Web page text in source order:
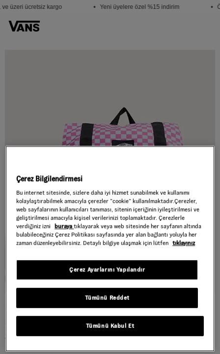
üzeri ücretsiz kargo • Yeni üyelere özel %15 indirim •
ÇOCUK VANS UTILITY SIRT ÇANTASI
Style : VN000PSFFRQ1
2.799,00 TL
Çerez Bilgilendirmesi
Bu internet sitesinde, sizlere daha iyi hizmet sunabilmek ve kullanımı
kolaylaştırabilmek amacıyla çerezler ”cookie” kullanılmaktadır.Çerezler,
web sayfalarının kullanıcıları tanıması, sitenin içeriğinin iyileştirilmesi ve
geliştirilmesi amacıyla kişisel verilerinizi toplamaktadır. Çerezlerle
verdiğiniz izni
burayatıklayarak veya web sitesinde her sayfanın altında
bulabileceğiniz Çerez Politikası sayfasında yer alan bağlantı yoluyla her
zaman düzenleyebilirsiniz. Detaylı bilgiye ulaşmak için lütfen tıklayınız
Tümünü Reddet
Tümünü Kabul Et
Çerez Ayarlarını Yapılandır